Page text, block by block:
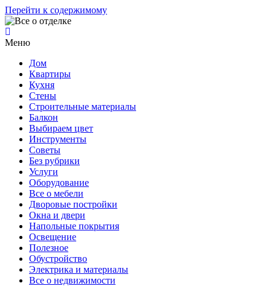
Перейти к содержимому
Меню
Дом
Квартиры
Кухня
Стены
Строительные материалы
Балкон
Выбираем цвет
Инструменты
Советы
Без рубрики
Услуги
Оборудование
Все о мебели
Дворовые постройки
Окна и двери
Напольные покрытия
Освещение
Полезное
Обустройство
Электрика и материалы
Все о недвижимости